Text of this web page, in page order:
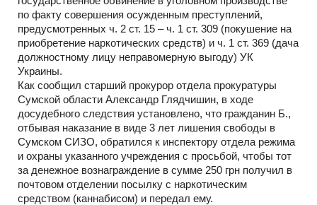
по факту совершения осужденным преступлений,
предусмотренных ч. 2 ст. 15 – ч. 1 ст. 309 (покушение на
приобретение наркотических средств) и ч. 1 ст. 369 (дача
должностному лицу неправомерную выгоду) УК
Украины.
Как сообщил старший прокурор отдела прокуратуры
Сумской области Александр Глядчишин, в ходе
досудебного следствия установлено, что гражданин Б.,
отбывая наказание в виде 3 лет лишения свободы в
Сумском СИЗО, обратился к инспектору отдела режима
и охраны указанного учреждения с просьбой, чтобы тот
за денежное вознаграждение в сумме 250 грн получил в
почтовом отделении посылку с наркотическим
средством (каннабисом) и передал ему.